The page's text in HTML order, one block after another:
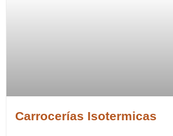
Carrocerías Isotermicas